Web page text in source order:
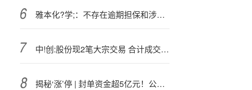
雅本化?学;：不存在逾期担保和涉及诉讼担保的情形
中!创:股份现2笔大宗交易 合计成交20.00万股
揭秘‘涨’停 | 封单资金超5亿元！公司：不存在未披露的重大事项